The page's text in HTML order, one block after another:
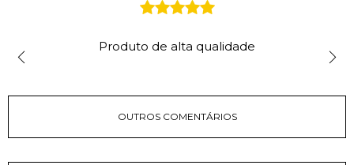
Produto de alta qualidade
OUTROS COMENTÁRIOS